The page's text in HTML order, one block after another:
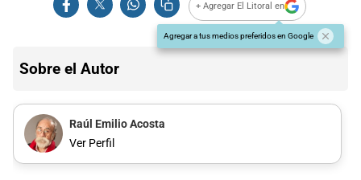
+ Agregar El Litoral en
Agregar a tus medios preferidos en Google
Sobre el Autor
Raúl Emilio Acosta
Ver Perfil